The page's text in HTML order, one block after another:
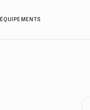
ÉQUIPEMENTS